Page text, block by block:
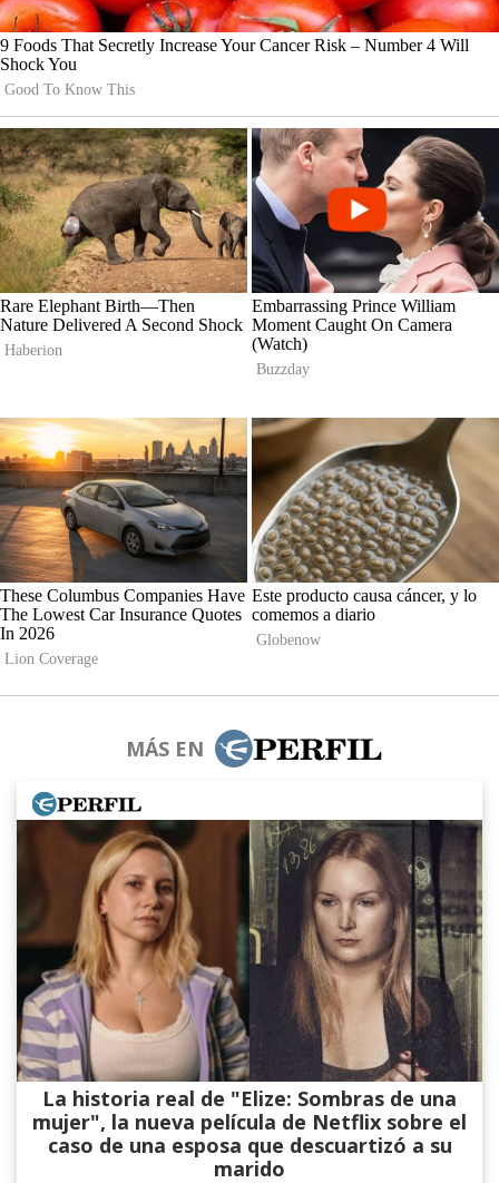
MÁS EN
La historia real de "Elize: Sombras de una
mujer", la nueva película de Netflix sobre el
caso de una esposa que descuartizó a su
marido